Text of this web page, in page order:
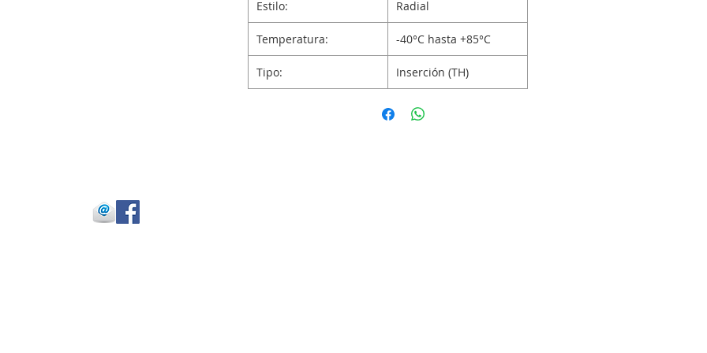
Estilo: Radial
Temperatura: -40°C hasta +85°C
Tipo: Inserción (TH)